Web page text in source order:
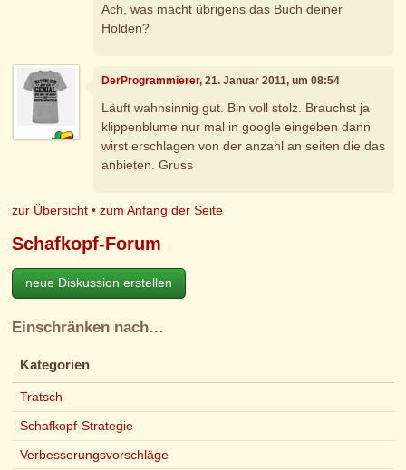
Ach, was macht übrigens das Buch deiner
Holden?
DerProgrammierer, 21. Januar 2011, um 08:54
Läuft wahnsinnig gut. Bin voll stolz. Brauchst ja
klippenblume nur mal in google eingeben dann
wirst erschlagen von der anzahl an seiten die das
anbieten. Gruss
zur Übersicht •zum Anfang der Seite
Schafkopf-Forum
neue Diskussion erstellen
Einschränken nach…
Kategorien
Tratsch
Schafkopf-Strategie
Verbesserungsvorschläge